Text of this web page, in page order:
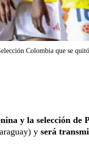
Colombia que se
y la selección de
y será